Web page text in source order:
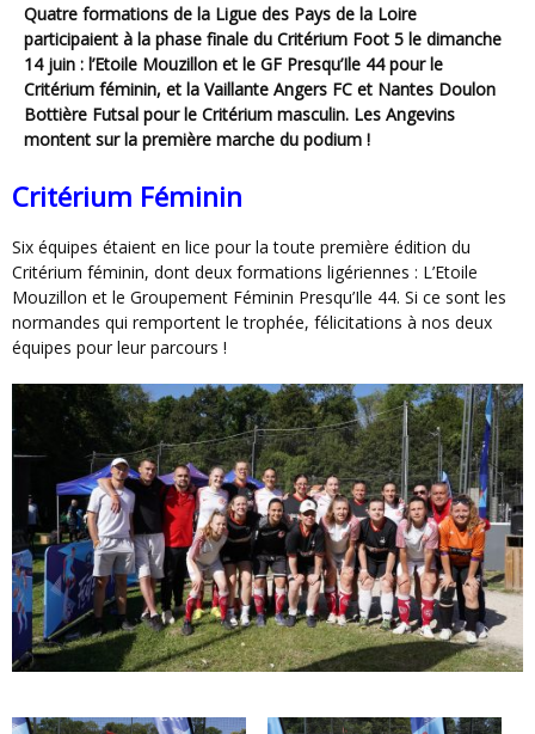
Quatre formations de la Ligue des Pays de la Loire
participaient à la phase finale du Critérium Foot 5 le dimanche
14 juin : l’Etoile Mouzillon et le GF Presqu’Ile 44 pour le
Critérium féminin, et la Vaillante Angers FC et Nantes Doulon
Bottière Futsal pour le Critérium masculin. Les Angevins
montent sur la première marche du podium !
Critérium Féminin
Six équipes étaient en lice pour la toute première édition du
Critérium féminin, dont deux formations ligériennes : L’Etoile
Mouzillon et le Groupement Féminin Presqu’Ile 44. Si ce sont les
normandes qui remportent le trophée, félicitations à nos deux
équipes pour leur parcours !